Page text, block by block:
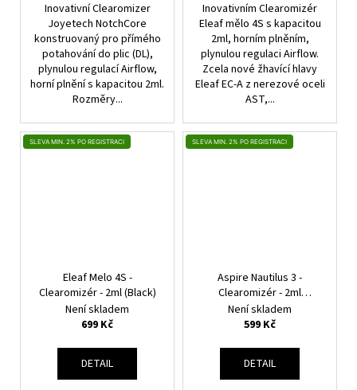
Inovativní Clearomizer
Joyetech NotchCore
konstruovaný pro přímého
potahování do plic (DL),
plynulou regulací Airflow,
horní plnění s kapacitou 2ml.
Rozměry...
Inovativním Clearomizér
Eleaf mělo 4S s kapacitou
2ml, horním plněním,
plynulou regulaci Airflow.
Zcela nové žhavící hlavy
Eleaf EC-A z nerezové oceli
AST,...
SLEVA MIN. 2% PO REGISTRACI
Eleaf Melo 4S -
Clearomizér - 2ml (Black)
Není skladem
699 Kč
DETAIL
SLEVA MIN. 2% PO REGISTRACI
Aspire Nautilus 3 -
Clearomizér - 2ml
(Gunmetal)
Není skladem
599 Kč
DETAIL